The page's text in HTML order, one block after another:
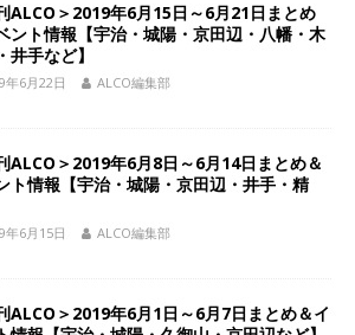
ALCO＞2019年6月15日～6月21日まとめ
ント情報【宇治・城陽・京田辺・八幡・木
井手など】
年6月22日 ALCO編集部
ALCO＞2019年6月8日～6月14日まとめ＆
ト情報【宇治・城陽・京田辺・井手・精
年6月15日 ALCO編集部
ALCO＞2019年6月1日～6月7日まとめ＆イ